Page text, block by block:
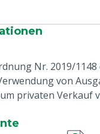
Nr. 2019/
von
privaten Verkauf